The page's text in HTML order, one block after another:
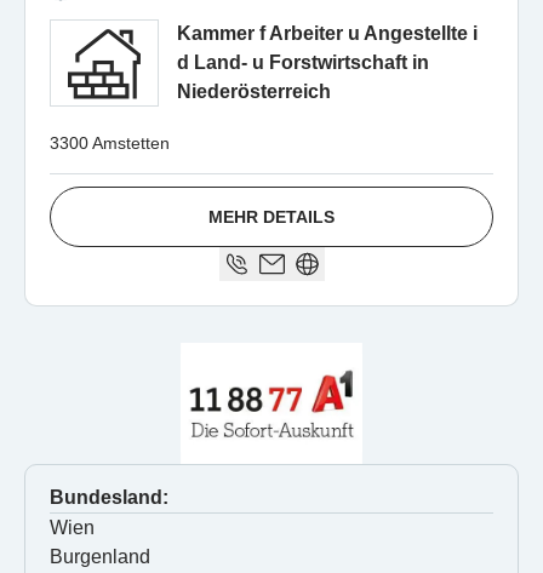
Kammer f Arbeiter u Angestellte i
d Land- u Forstwirtschaft in
Niederösterreich
3300 Amstetten
MEHR DETAILS
Bundesland:
Wien
Burgenland